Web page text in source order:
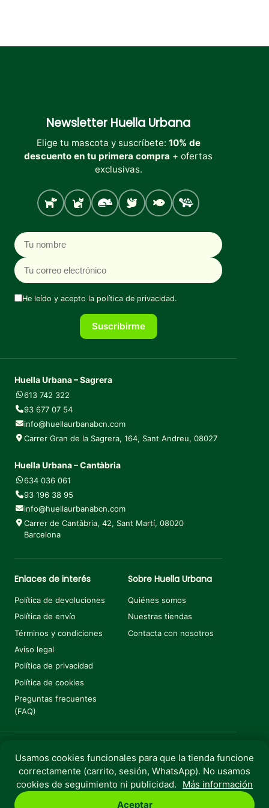
Newsletter Huella Urbana
Elige tu mascota y suscríbete: 10% de
descuento en tu primera compra + ofertas
exclusivas.
Perro Gato Roedores
Aves PecesTortugas
Nombre
Correo electrónico
He leído y acepto la política de privacidad.
Suscribirme
Huella Urbana – Sagrera
613 742 322
93 677 07 54
info@huellaurbanabcn.com
Carrer Gran de la Sagrera, 164, Sant Andreu, 08027
Huella Urbana – Cantàbria
634 036 061
93 196 38 95
info@huellaurbanabcn.com
Carrer de Cantàbria, 42, Sant Martí, 08020
Barcelona
Enlaces de interés
Política de devoluciones
Política de envío
Términos y condiciones
Aviso legal
Política de privacidad
Política de cookies
Preguntas frecuentes
(FAQ)
Sobre Huella Urbana
Quiénes somos
Nuestras tiendas
Contacta con nosotros
Copyright © 2025 Huella Urbana. Todos los derechos
reservados.
Perro PecesRebajas
Usamos cookies funcionales para que la tienda funcione
correctamente (carrito, sesión, WhatsApp). No usamos
cookies de seguimiento ni publicidad.
Más información
Aceptar
€12,00
El precio original era: €12,00.
€10,80El precio actual es: €10,80.
Añadir al carrito